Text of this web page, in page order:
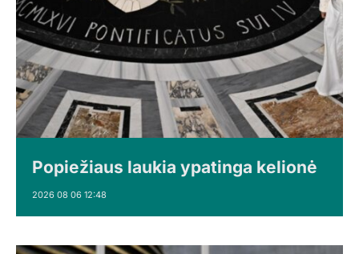
Popiežiaus laukia ypatinga kelionė
2026 08 06 12:48